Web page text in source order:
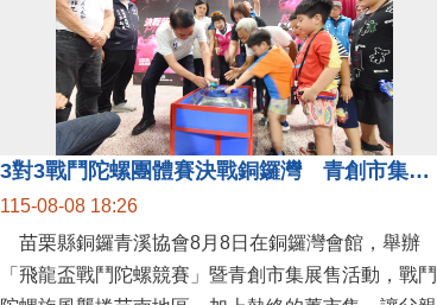
3對3戰鬥陀螺團體賽決戰銅鑼灣 青創市集展售為父親節增添繽紛
115-08-08 18:26
苗栗縣銅鑼青溪協會8月8日在銅鑼灣會館，舉辦
「飛龍盃戰鬥陀螺競賽」暨青創市集展售活動，戰鬥